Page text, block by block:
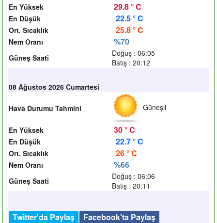
En Yüksek 29.8 ° C
En Düşük 22.5 ° C
Ort. Sıcaklık 25.8 ° C
Nem Oranı %70
Güneş Saati
Doğuş : 06:05
Batış : 20:12
08 Ağustos 2026 Cumartesi
Hava Durumu Tahmini Güneşli
En Yüksek 30 ° C
En Düşük 22.7 ° C
Ort. Sıcaklık 26 ° C
Nem Oranı %66
Güneş Saati
Doğuş : 06:06
Batış : 20:11
Twitter'da Paylaş
Facebook'ta Paylaş